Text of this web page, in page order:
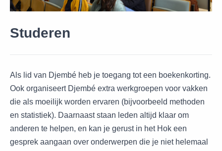
Studeren
Als lid van Djembé heb je toegang tot een boekenkorting.
Ook organiseert Djembé extra werkgroepen voor vakken
die als moeilijk worden ervaren (bijvoorbeeld methoden
en statistiek). Daarnaast staan leden altijd klaar om
anderen te helpen, en kan je gerust in het Hok een
gesprek aangaan over onderwerpen die je niet helemaal